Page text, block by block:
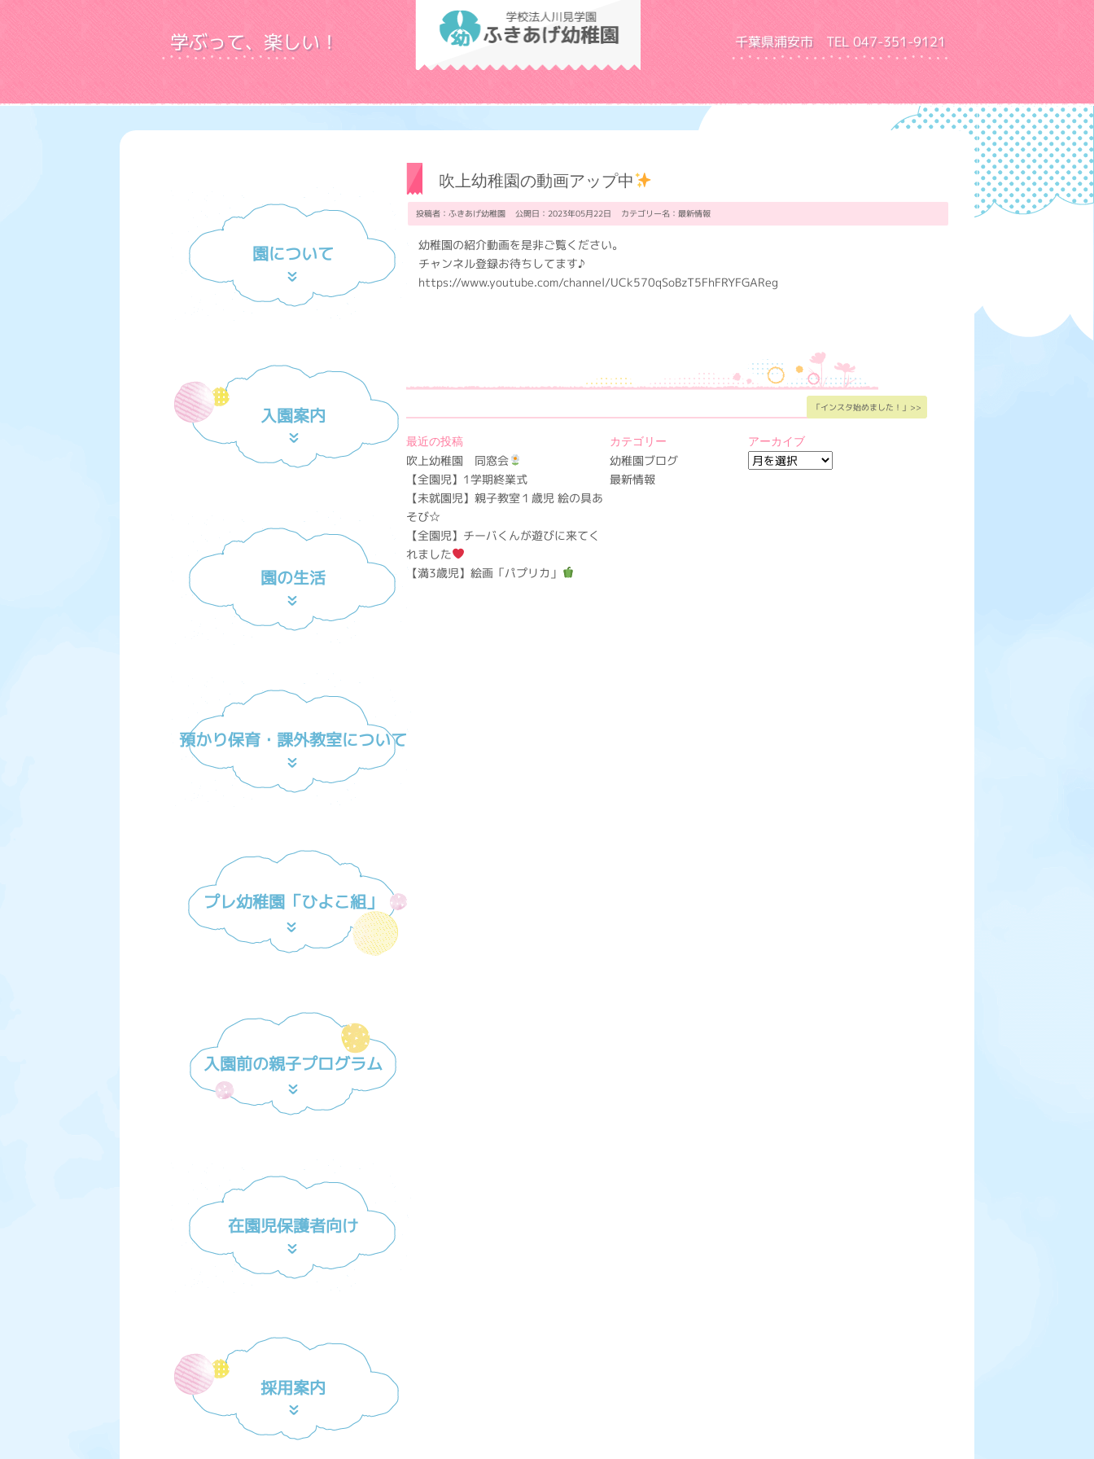
学ぶって、楽しい！
学校法人川見学園 ふきあげ幼稚園
千葉県浦安市 TEL 047-351-9121
園について
入園案内
園の生活
預かり保育・課外教室について
プレ幼稚園「ひよこ組」
入園前の親子プログラム
在園児保護者向け
採用案内
吹上幼稚園の動画アップ中
投稿者：ふきあげ幼稚園 公開日：2023年05月22日 カテゴリー名： 最新情報
幼稚園の紹介動画を是非ご覧ください。
チャンネル登録お待ちしてます♪
https://www.youtube.com/channel/UCk570qSoBzT5FhFRYFGAReg
「インスタ始めました！」>>
最近の投稿
吹上幼稚園 同窓会
【全園児】1学期終業式
【未就園児】親子教室１歳児 絵の具あ
そび☆
【全園児】チーバくんが遊びに来てく
れました
【満3歳児】絵画「パプリカ」
カテゴリー
幼稚園ブログ
最新情報
アーカイブ
ア